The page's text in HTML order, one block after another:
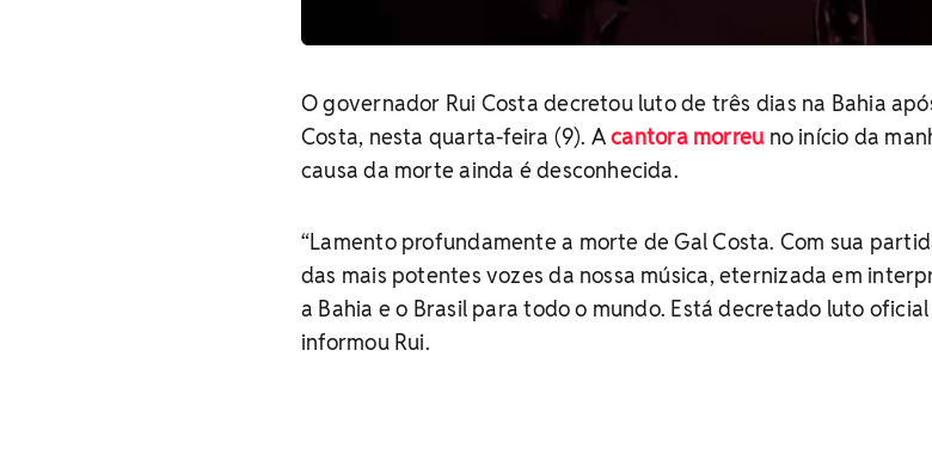
O governador Rui Costa decretou luto de três dias na Bahia
Costa, nesta quarta-feira (9). Acantora morreuno início da
causa da morte ainda é desconhecida.
“Lamento profundamente a morte de Gal Costa. Com sua
das mais potentes vozes da nossa música, eternizada em
a Bahia e o Brasil para todo o mundo. Está decretado luto oficial
informou Rui.